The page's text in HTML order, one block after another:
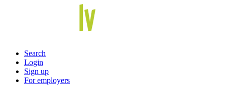
Search
Login
Sign up
For employers